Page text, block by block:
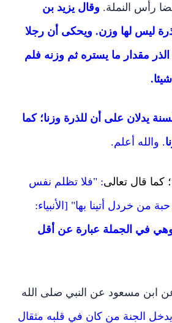
رأس النملة. وقال يزيد بن
ليس لها وزن. ويحكى أن رجلا
مقدار ما يستره ثم وزنه فلم
يدلان على أن للذرة وزنا؛ كما
. والله أعلم.
كما قال تعالى: "فلا تظلم نفس
من خردل أتينا بها" [الأنبياء:
في الجملة عبارة عن أقل
مسعود عن النبي صلى الله
يدخل الجنة من كان في قلبه مثقال